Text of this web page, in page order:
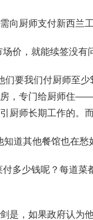
向厨师支付新西
价，就能续签没有
们要我们付厨师至
，专门给厨师住
厨师长期工作的。
道其他餐馆也在愁
付多少钱呢？每道
是，如果政府认为